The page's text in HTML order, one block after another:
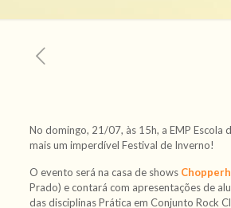
No domingo, 21/07, às 15h, a EMP Escola
mais um imperdível Festival de Inverno!
O evento será na casa de shows
Prado) e contará com apresentações de
das disciplinas Prática em Conjunto Rock